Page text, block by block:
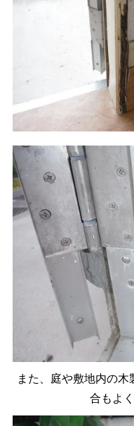
また、庭や敷地内の
合もよ